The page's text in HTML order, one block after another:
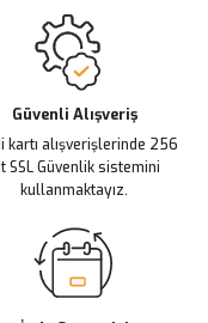
Güvenli Alışveriş
kartı alışverişlerinde 256
SSL Güvenlik sistemini
kullanmaktayız.